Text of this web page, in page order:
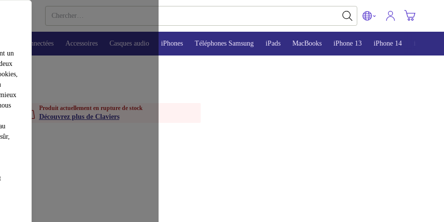
un
Montres connectées Accessoires Casques audio iPhones Téléphones Samsung iPads MacBooks iPhone 13 iPhone 14 iPhone 15
Produit actuellement en rupture de stock
Découvrez plus de Claviers